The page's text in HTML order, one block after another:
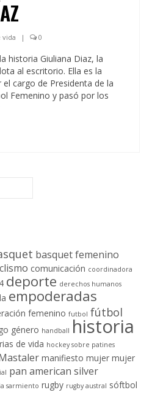
vida | 0
historia Giuliana Diaz, la
al escritorio. Ella es la
cargo de Presidenta de la
Femenino y pasó por los
basquet femenino
comunicación coordinadora
deporte derechos humanos
empoderadas
femenino futbol fútbol
género handball historia
de vida hockey sobre patines
manifiesto mujer mujer
pan american silver
sarmiento rugby rugby austral sóftbol